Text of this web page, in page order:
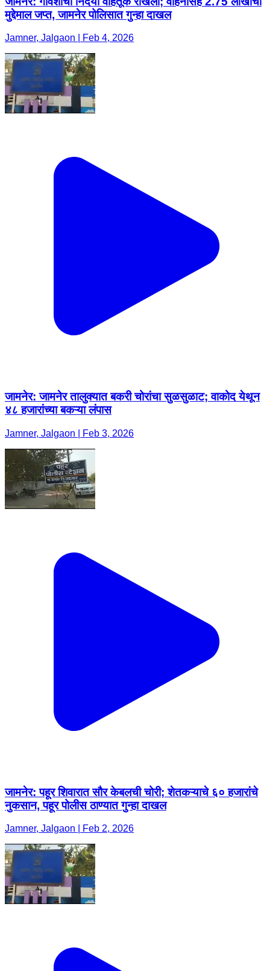
मुद्देमाल जप्त, जामनेर पोलिसात गुन्हा दाखल
Jamner, Jalgaon | Feb 4, 2026
जामनेर: जामनेर तालुक्यात बकरी चोरांचा सुळसुळाट; वाकोद येथून
४८ हजारांच्या बकऱ्या लंपास
Jamner, Jalgaon | Feb 3, 2026
जामनेर: पहूर शिवारात सौर केबलची चोरी; शेतकऱ्याचे ६० हजारांचे
नुकसान, पहूर पोलीस ठाण्यात गुन्हा दाखल
Jamner, Jalgaon | Feb 2, 2026